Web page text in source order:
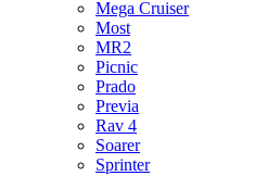
Mega Cruiser
Most
MR2
Picnic
Prado
Previa
Rav 4
Soarer
Sprinter